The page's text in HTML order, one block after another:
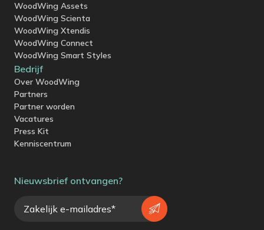
WoodWing Assets
WoodWing Scienta
WoodWing Xtendis
WoodWing Connect
WoodWing Smart Styles
Bedrijf
Over WoodWing
Partners
Partner worden
Vacatures
Press Kit
Kenniscentrum
Nieuwsbrief ontvangen?